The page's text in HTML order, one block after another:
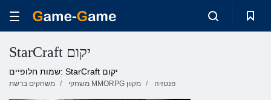
StarCraft יקום
שמות חלופיים: StarCraft יקום
משחקים ברשת משחקי MMORPG מקוון פנטזיה